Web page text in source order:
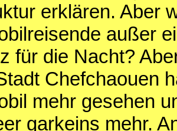
erklären. Aber
außer
für die Nacht?
Chefchaouen
mehr gesehen
garkeins mehr.